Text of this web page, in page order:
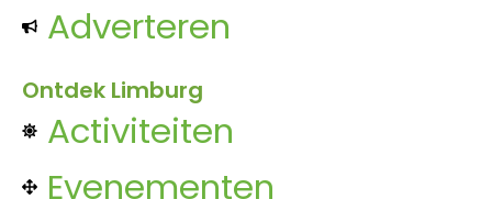
Adverteren
Ontdek Limburg
Activiteiten
Evenementen